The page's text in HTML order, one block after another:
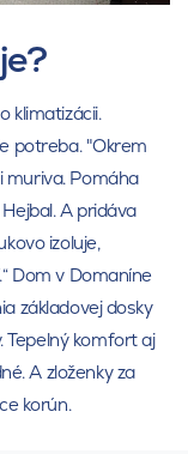
klimatizácii.
potreba. "Okrem
muriva. Pomáha
A pridáva
izoluje,
Dom v Domaníne
základovej dosky
Tepelný komfort aj
A zloženky za
korún.